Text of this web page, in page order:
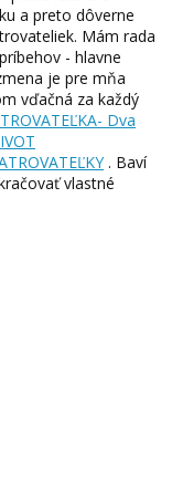
a preto dôverne
Mám rada
- hlavne
je pre mňa
vďačná za každý
Dva
. Baví
vlastné